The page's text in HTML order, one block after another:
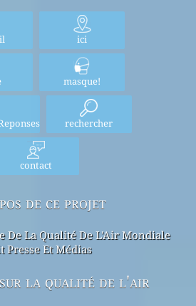
ici
masque!
rechercher
contact
de ce projet
De La Qualité De L'Air Mondiale
Presse Et Médias
sur la qualité de l'air